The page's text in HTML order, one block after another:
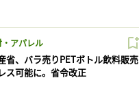
アパレル
省、バラ売りPETボトル飲料販売
ス可能に。省令改正